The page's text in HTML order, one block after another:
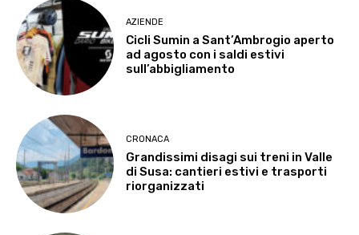
AZIENDE
Cicli Sumin a Sant’Ambrogio aperto
ad agosto con i saldi estivi
sull’abbigliamento
CRONACA
Grandissimi disagi sui treni in Valle
di Susa: cantieri estivi e trasporti
riorganizzati